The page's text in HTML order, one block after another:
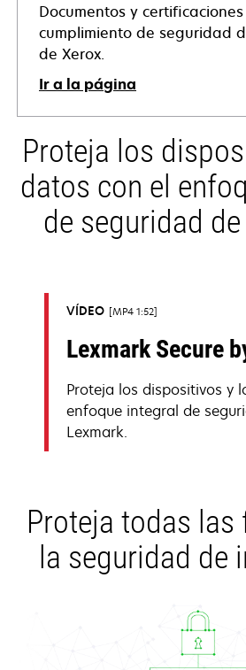
Documentos y
cumplimiento de seguridad
de Xerox.
Ir a la página
abre
en
una
pestaña
nueva
Proteja los
datos con el
de seguridad
VÍDEO MP4 1:52
Lexmark Secure
Proteja los dispositivos y
enfoque integral de
Lexmark.
Proteja todas las
la seguridad de